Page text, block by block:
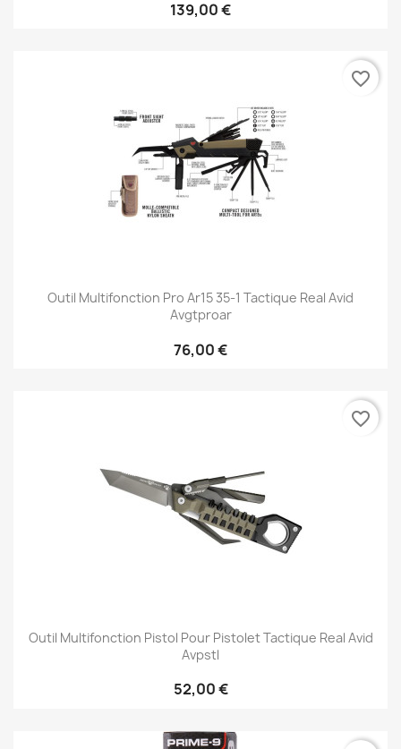
139,00 €
Outil Multifonction Pro Ar15 35-1 Tactique Real Avid
Avgtproar
76,00 €
favorite_border
Outil Multifonction Pistol Pour Pistolet Tactique Real Avid
Avpstl
52,00 €
favorite_border